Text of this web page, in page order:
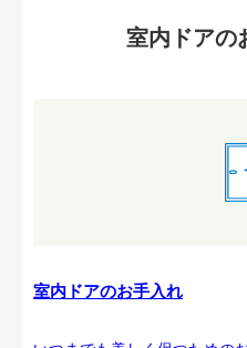
室内ドアの
室内ドアのお手入れ